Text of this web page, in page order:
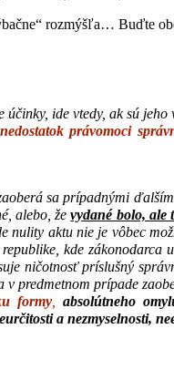
rozmýšľa… Buďte
ide vtedy, ak sú jeho
nedostatok právomoci
sa prípadnými
alebo, ževydané bolo, ale
nulity aktu nie je vôbec
kde zákonodarca
ničotnosť príslušný
v predmetnom prípade
formy, absolútneho
a nezmyselnosti,